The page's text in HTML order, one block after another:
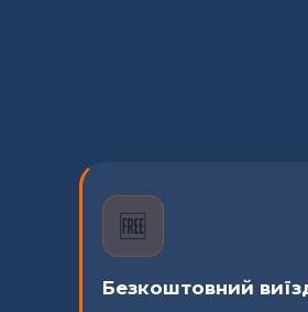
🆓
Безкоштовний